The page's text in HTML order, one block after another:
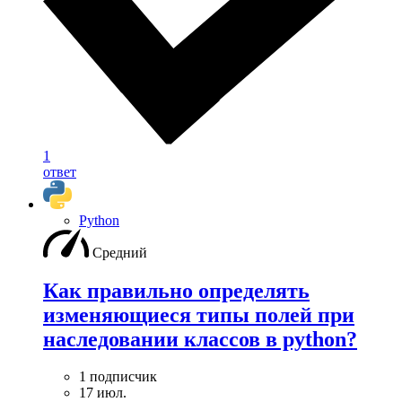
1
ответ
Python
Средний
Как правильно определять
изменяющиеся типы полей при
наследовании классов в python?
1 подписчик
17 июл.